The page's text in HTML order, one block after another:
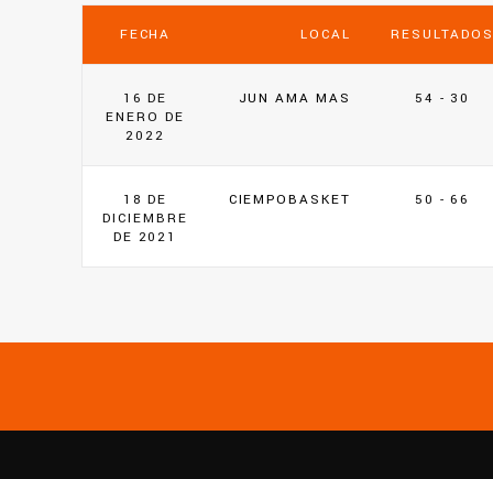
FECHA LOCAL RESULTADOS
16 DE
ENERO DE
2022
JUN AMA MAS 54 - 30
18 DE
DICIEMBRE
DE 2021
CIEMPOBASKET 50 - 66